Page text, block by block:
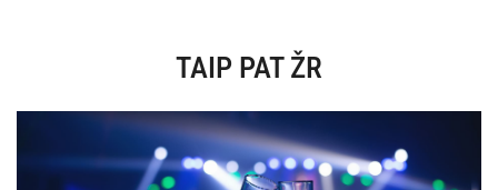
TAIP PAT ŽR